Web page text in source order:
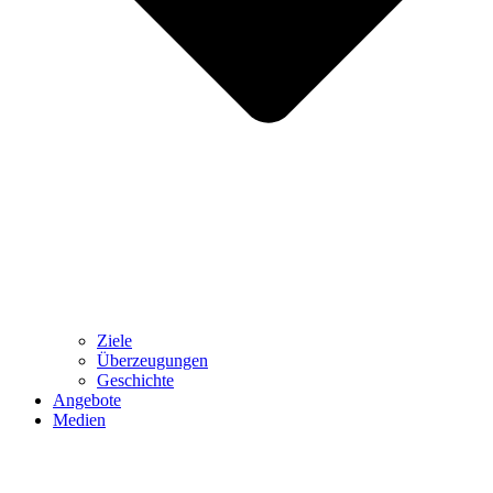
Ziele
Überzeugungen
Geschichte
Angebote
Medien